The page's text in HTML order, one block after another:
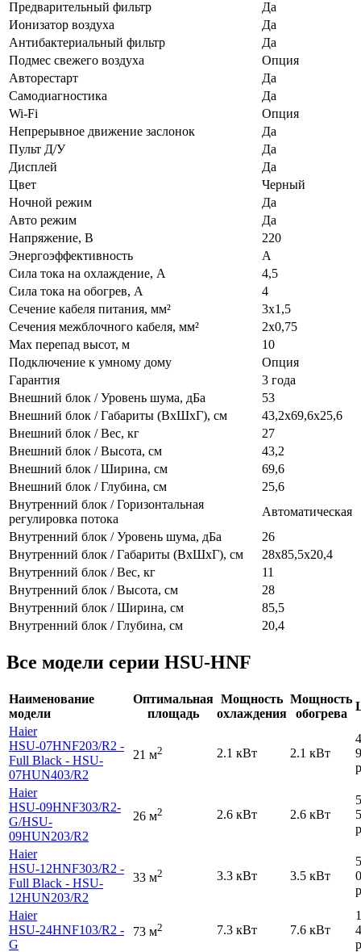
Предварительный фильтр
Да
Ионизатор воздуха
Да
Антибактериальный фильтр
Да
Подмес свежего воздуха
Опция
Авторестарт
Да
Самодиагностика
Да
Wi-Fi
Опция
Непрерывное движение заслонок
Да
Пульт Д/У
Да
Дисплей
Да
Цвет
Черный
Ночной режим
Да
Авто режим
Да
Напряжение, В
220
Энергоэффективность
A
Сила тока на охлаждение, А
4,5
Сила тока на обогрев, А
4
Сечение кабеля питания, мм²
3х1,5
Сечения межблочного кабеля, мм²
2х0,75
Max перепад высот, м
10
Подключение к умному дому
Опция
Гарантия
3 года
Внешний блок / Уровень шума, дБа
53
Внешний блок / Габариты (ВхШхГ), см
43,2х69,6х25,6
Внешний блок / Вес, кг
27
Внешний блок / Высота, см
43,2
Внешний блок / Ширина, см
69,6
Внешний блок / Глубина, см
25,6
Внутренний блок / Горизонтальная
регулировка потока
Автоматическая
Внутренний блок / Уровень шума, дБа
26
Внутренний блок / Габариты (ВхШхГ), см
28x85,5x20,4
Внутренний блок / Вес, кг
11
Внутренний блок / Высота, см
28
Внутренний блок / Ширина, см
85,5
Внутренний блок / Глубина, см
20,4
Все модели серии HSU-HNF
Наименование
модели
Оптимальная
площадь
Мощность
охлаждения
Мощность
обогрева
Haier
HSU-07HNF203/R2 -
Full Black - HSU-
07HUN403/R2
21 м2 2.1 кВт 2.1 кВт
Haier
HSU-09HNF303/R2-
G/HSU-
09HUN203/R2
26 м2 2.6 кВт 2.6 кВт
Haier
HSU-12HNF303/R2 -
Full Black - HSU-
12HUN203/R2
33 м2 3.3 кВт 3.5 кВт
Haier
HSU-24HNF103/R2 -
G
73 м2 7.3 кВт 7.6 кВт